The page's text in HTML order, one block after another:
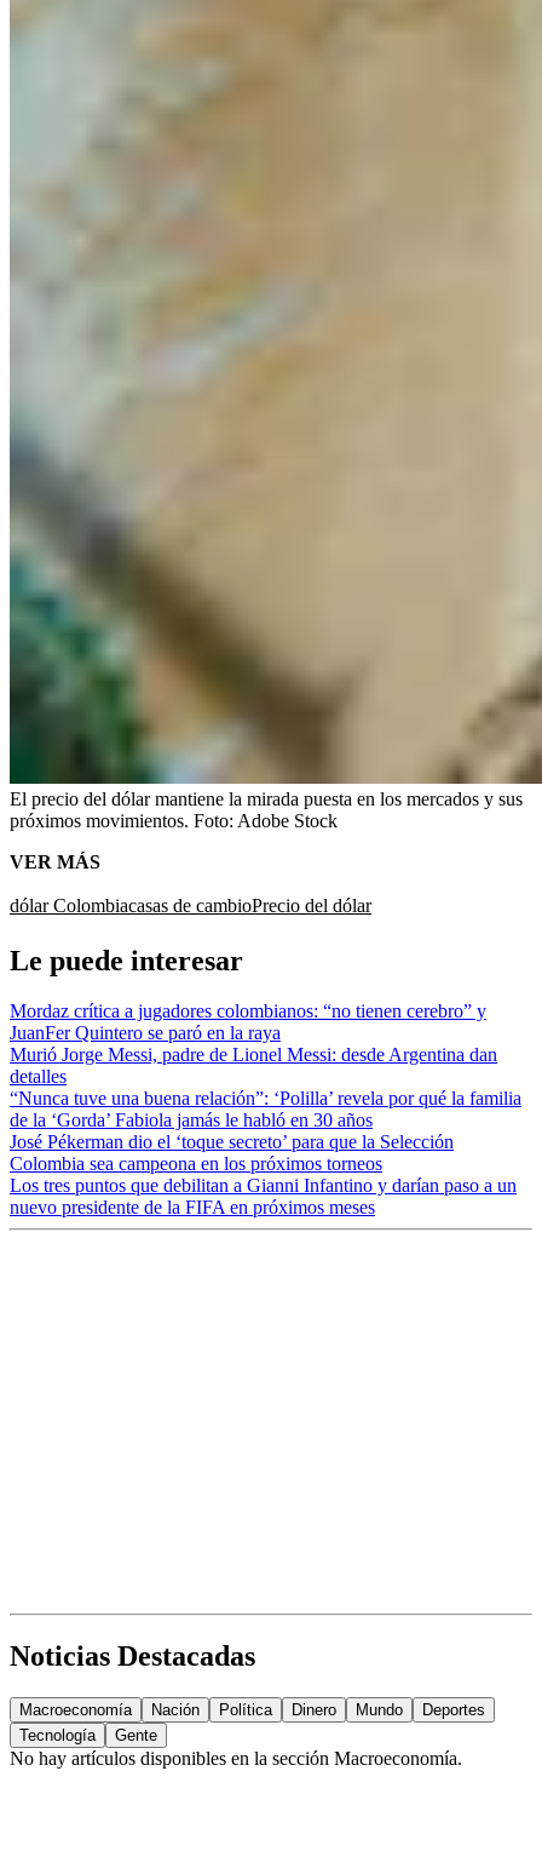
El precio del dólar mantiene la mirada puesta en los mercados y sus
próximos movimientos. Foto: Adobe Stock
VER MÁS
dólar Colombiacasas de cambioPrecio del dólar
Le puede interesar
Mordaz crítica a jugadores colombianos: “no tienen cerebro” y
JuanFer Quintero se paró en la raya
Murió Jorge Messi, padre de Lionel Messi: desde Argentina dan
detalles
“Nunca tuve una buena relación”: ‘Polilla’ revela por qué la familia
de la ‘Gorda’ Fabiola jamás le habló en 30 años
José Pékerman dio el ‘toque secreto’ para que la Selección
Colombia sea campeona en los próximos torneos
Los tres puntos que debilitan a Gianni Infantino y darían paso a un
nuevo presidente de la FIFA en próximos meses
Noticias Destacadas
Macroeconomía Nación Política Dinero Mundo
Deportes
Tecnología
Gente
No hay artículos disponibles en la sección Macroeconomía.